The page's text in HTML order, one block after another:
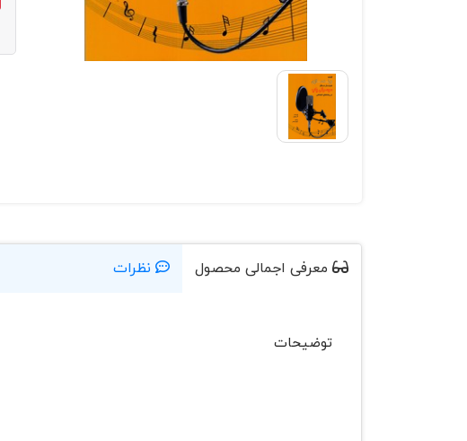
معرفی اجمالی محصول نظرات
توضیحات